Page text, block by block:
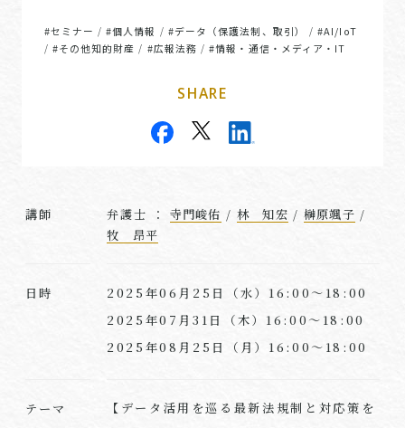
#セミナー /#個人情報 / #データ（保護法制、取引） /#AI/IoT
/ #その他知的財産 / #広報法務 /#情報・通信・メディア・IT
SHARE
講師 弁護士 ： 寺門峻佑 / 林 知宏 / 榊原颯子 /
牧 昂平
日時
2025年06月25日（水）16:00～18:00
2025年07月31日（木）16:00～18:00
2025年08月25日（月）16:00～18:00
テーマ
【データ活用を巡る最新法規制と対応策を